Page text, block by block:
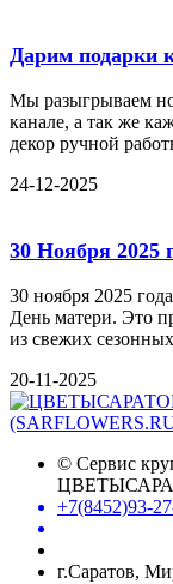
Дарим подарки
Мы разыгрываем
канале, а так же
декор ручной
24-12-2025
30 Ноября 2025
30 ноября 2025
День матери. Это
из свежих
20-11-2025
© Сервис
+7(8452)93-
г.Саратов,